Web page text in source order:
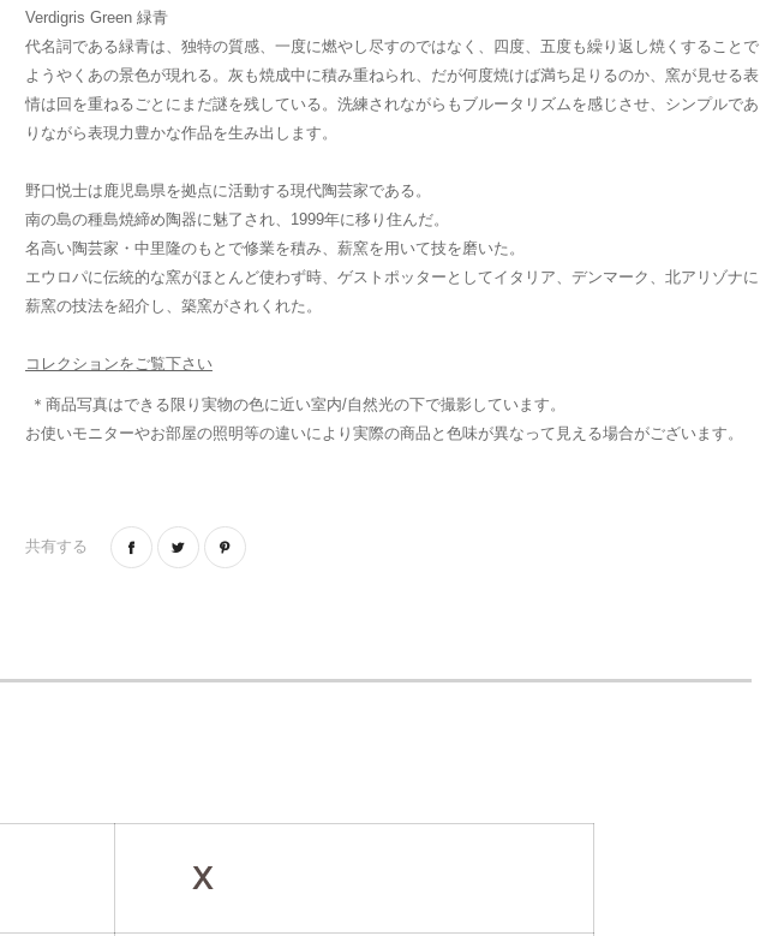
Verdigris Green 緑青
代名詞である緑青は、独特の質感、一度に燃やし尽すのではなく、四度、五度も繰り返し焼くすることで
ようやくあの景色が現れる。灰も焼成中に積み重ねられ、だが何度焼けば満ち足りるのか、窯が見せる表
情は回を重ねるごとにまだ謎を残している。洗練されながらもブルータリズムを感じさせ、シンプルであ
りながら表現力豊かな作品を生み出します。
野口悦士は鹿児島県を拠点に活動する現代陶芸家である。
南の島の種島焼締め陶器に魅了され、1999年に移り住んだ。
名高い陶芸家・中里隆のもとで修業を積み、薪窯を用いて技を磨いた。
エウロパに伝統的な窯がほとんど使わず時、ゲストポッターとしてイタリア、デンマーク、北アリゾナに
薪窯の技法を紹介し、築窯がされくれた。
コレクションをご覧下さい
＊商品写真はできる限り実物の色に近い室内/自然光の下で撮影しています。
お使いモニターやお部屋の照明等の違いにより実際の商品と色味が異なって見える場合がございます。
共有する